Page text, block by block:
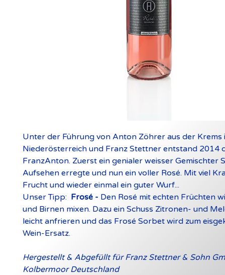
Unter der Führung von Anton Zöhrer aus der Krems
Niederösterreich und Franz Stettner entstand 2014
FranzAnton. Zuerst ein genialer weisser Gemischter
Aufsehen erregte und nun ein voller Rosé. Mit viel
Frucht und wieder einmal ein guter Wurf...
Unser Tipp: Frosé - Den Rosé mit echten Früchten
und Birnen mixen. Dazu ein Schuss Zitronen- und
leicht anfrieren und das Frosé Sorbet wird zum
Wein-Ersatz.
Hergestellt & Abgefüllt für Franz Stettner & Sohn
Kolbermoor Deutschland